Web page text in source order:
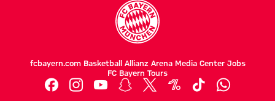
fcbayern.com Basketball Allianz Arena Media Center Jobs
FC Bayern Tours